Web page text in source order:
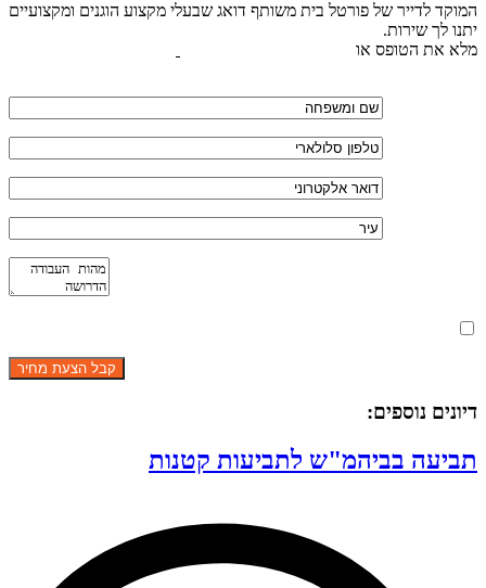
המוקד לדייר של פורטל בית משותף דואג שבעלי מקצוע הוגנים ומקצועיים
יתנו לך שירות.
מלא את הטופס או
דיונים נוספים:
תביעה בביהמ"ש לתביעות קטנות